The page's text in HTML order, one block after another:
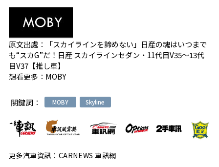
原文出處：
「スカイラインを諦めない」日産の魂はいつまで
も“スカG”だ！日産 スカイラインセダン・11代目V35～13代
目V37【推し車】
想看更多： MOBY
關鍵詞： MOBY Skyline
更多汽車資訊：CARNEWS 車訊網